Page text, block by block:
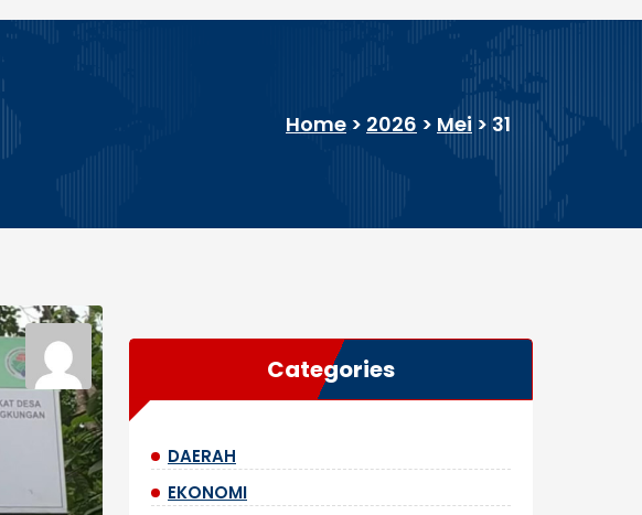
Home > 2026 > Mei > 31
Categories
DAERAH
EKONOMI